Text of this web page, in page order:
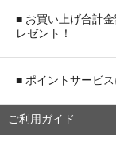
■ お買い上げ合計
レゼント！
■ ポイントサービ
ご利用ガイド